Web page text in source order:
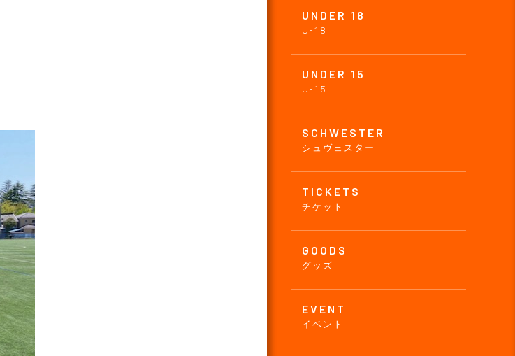
UNDER 18
U-18
UNDER 15
U-15
SCHWESTER
シュヴェスター
TICKETS
チケット
GOODS
グッズ
EVENT
イベント